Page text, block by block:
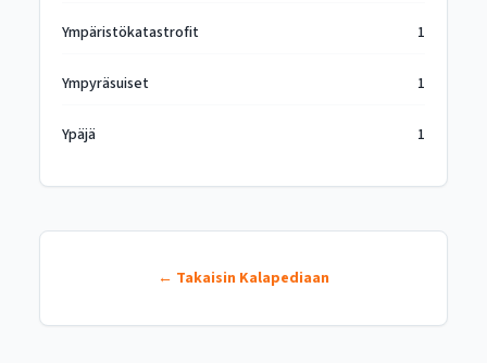
Ympäristökatastrofit 1
Ympyräsuiset 1
Ypäjä 1
← Takaisin Kalapediaan